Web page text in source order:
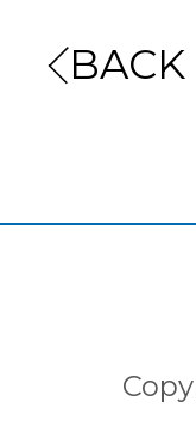
BACK